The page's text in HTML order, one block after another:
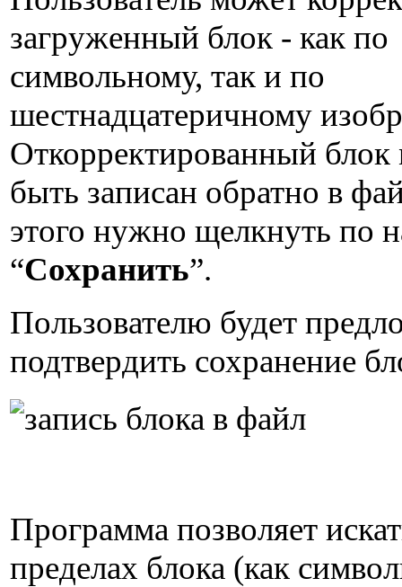
загруженный блок - как по
символьному, так и по
шестнадцатеричному
Откорректированный
быть записан обратно в
этого нужно щелкнуть по
“Сохранить”.
Пользователю будет
подтвердить сохранение
Программа позволяет
пределах блока (как